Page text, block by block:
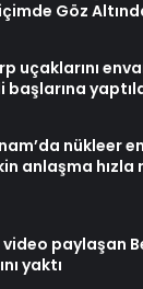
Göz
uçaklarını
başlarına
nükleer
anlaşma
paylaşan
yaktı